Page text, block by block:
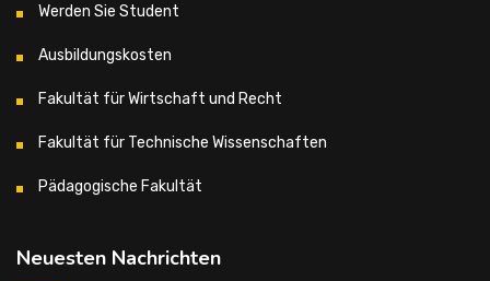
Werden Sie Student
Ausbildungskosten
Fakultät für Wirtschaft und Recht
Fakultät für Technische Wissenschaften
Pädagogische Fakultät
Neuesten Nachrichten